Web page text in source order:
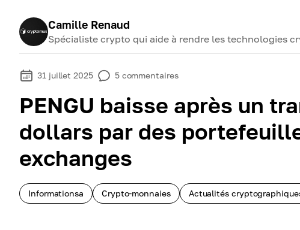
Camille Renaud
Spécialiste crypto qui aide à rendre les technologies
31 juillet 2025 5 commentaires
PENGU baisse après un
dollars par des
exchanges
Informationsa Crypto-monnaies Actualités